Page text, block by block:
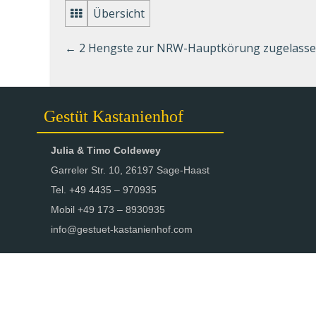
Übersicht
← 2 Hengste zur NRW-Hauptkörung
Gestüt Kastanienhof
Julia & Timo Coldewey
Garreler Str. 10, 26197 Sage-Haast
Tel. +49 4435 – 970935
Mobil +49 173 – 8930935
info@gestuet-kastanienhof.com